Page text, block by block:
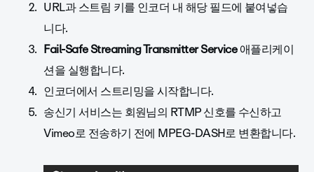
URL과 스트림 키를 인코더 내 해당 필드에 붙여넣습
니다.
Fail-Safe StreamingTransmitter Service애플리케이
션을 실행합니다.
인코더에서 스트리밍을 시작합니다.
송신기 서비스는 회원님의 RTMP 신호를 수신하고
Vimeo로 전송하기 전에 MPEG-DASH로 변환합니다.